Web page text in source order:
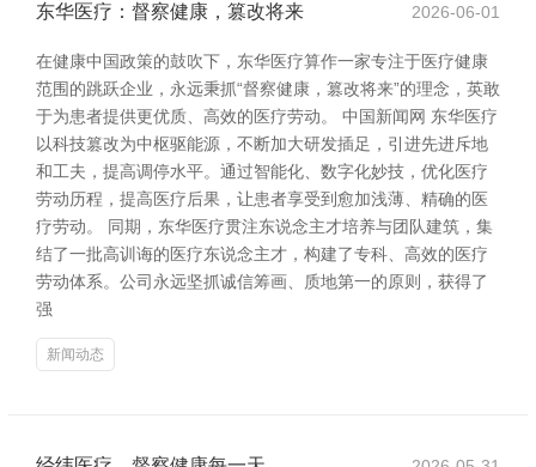
东华医疗：督察健康，篡改将来 2026-06-01
在健康中国政策的鼓吹下，东华医疗算作一家专注于医疗健康
范围的跳跃企业，永远秉抓“督察健康，篡改将来”的理念，英敢
于为患者提供更优质、高效的医疗劳动。 中国新闻网 东华医疗
以科技篡改为中枢驱能源，不断加大研发插足，引进先进斥地
和工夫，提高调停水平。通过智能化、数字化妙技，优化医疗
劳动历程，提高医疗后果，让患者享受到愈加浅薄、精确的医
疗劳动。 同期，东华医疗贯注东说念主才培养与团队建筑，集
结了一批高训诲的医疗东说念主才，构建了专科、高效的医疗
劳动体系。公司永远坚抓诚信筹画、质地第一的原则，获得了
强
新闻动态